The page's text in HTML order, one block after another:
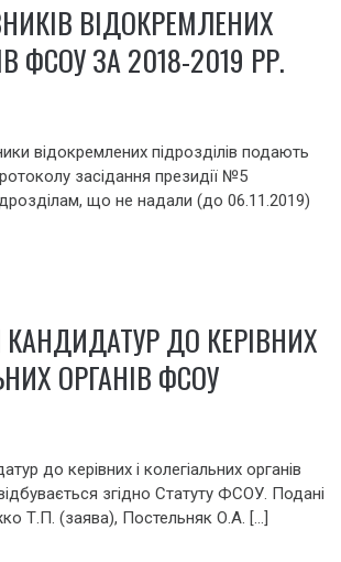
ВІДОКРЕМЛЕНИХ
ФСОУ ЗА 2018-2019 РР.
відокремлених підрозділів подають
засідання президії №5
що не надали (до 06.11.2019)
ДО КЕРІВНИХ
ОРГАНІВ ФСОУ
до керівних і колегіальних органів
згідно Статуту ФСОУ. Подані
Т.П. (заява), Постельняк О.А. […]